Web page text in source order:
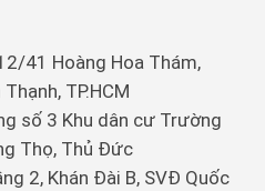
41 Hoàng Hoa Thám,
TP.HCM
số 3 Khu dân cư Trường
Thọ, Thủ Đức
2, Khán Đài B, SVĐ Quốc